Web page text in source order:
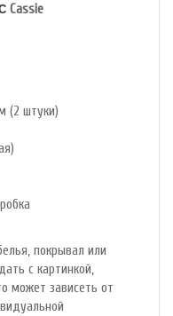
Cassie
(2 штуки)
покрывал или
с картинкой,
может зависеть от